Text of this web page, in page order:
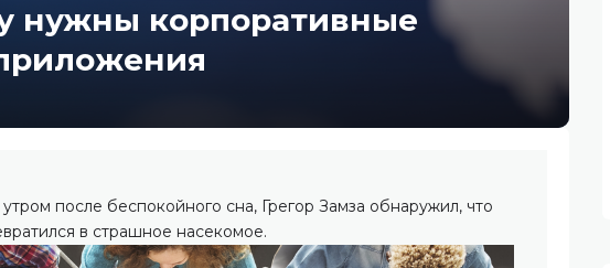
нужны корпоративные
после беспокойного сна, Грегор Замза обнаружил, что
в страшное насекомое.